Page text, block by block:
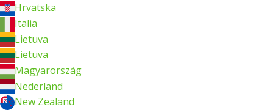
Hrvatska
Italia
Lietuva
Lietuva
Magyarország
Nederland
New Zealand